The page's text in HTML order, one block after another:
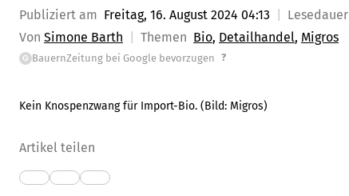
Publiziert am Freitag, 16. August 2024 04:13 Lesedauer
Von Simone Barth Themen Bio Detailhandel Migros
G BauernZeitung bei Google bevorzugen ?
Kein Knospenzwang für Import-Bio. (Bild: Migros)
Artikel teilen